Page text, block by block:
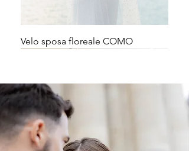
Velo sposa floreale COMO